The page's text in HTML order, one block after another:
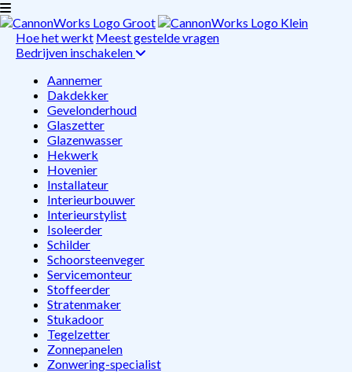
Hoe het werkt Meest gestelde vragen
Bedrijven inschakelen
Aannemer
Dakdekker
Gevelonderhoud
Glaszetter
Glazenwasser
Hekwerk
Hovenier
Installateur
Interieurbouwer
Interieurstylist
Isoleerder
Schilder
Schoorsteenveger
Servicemonteur
Stoffeerder
Stratenmaker
Stukadoor
Tegelzetter
Zonnepanelen
Zonwering-specialist